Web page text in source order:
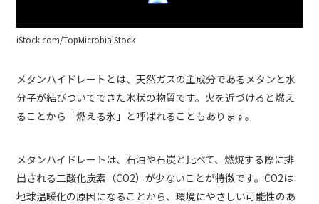
iStock.com/TopMicrobialStock
メタンハイドレートとは、天然ガスの主成分であるメタンと水
分子が結びついてできた氷状の物質です。火を近づけると燃え
ることから「燃える氷」と呼ばれることもあります。
メタンハイドレートは、石油や石炭と比べて、燃焼する際に排
出される二酸化炭素（CO2）が少ないことが特徴です。CO2は
地球温暖化の原因になることから、環境にやさしい可能性のあ